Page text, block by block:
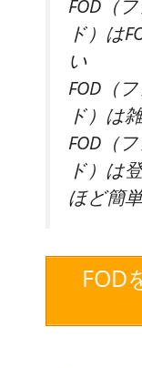
FOD（
ド）は
い
FOD（
ド）は
FOD（
ド）は
ほど簡単
FOD